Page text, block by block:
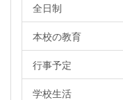
全日制
本校の教育
行事予定
学校生活